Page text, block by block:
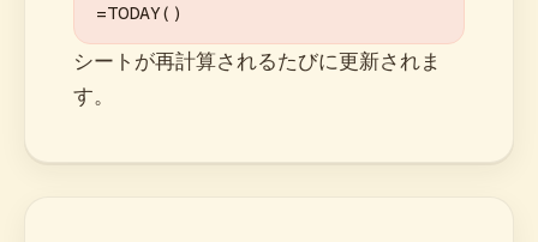
=TODAY()
シートが再計算されるたびに更新されま
す。